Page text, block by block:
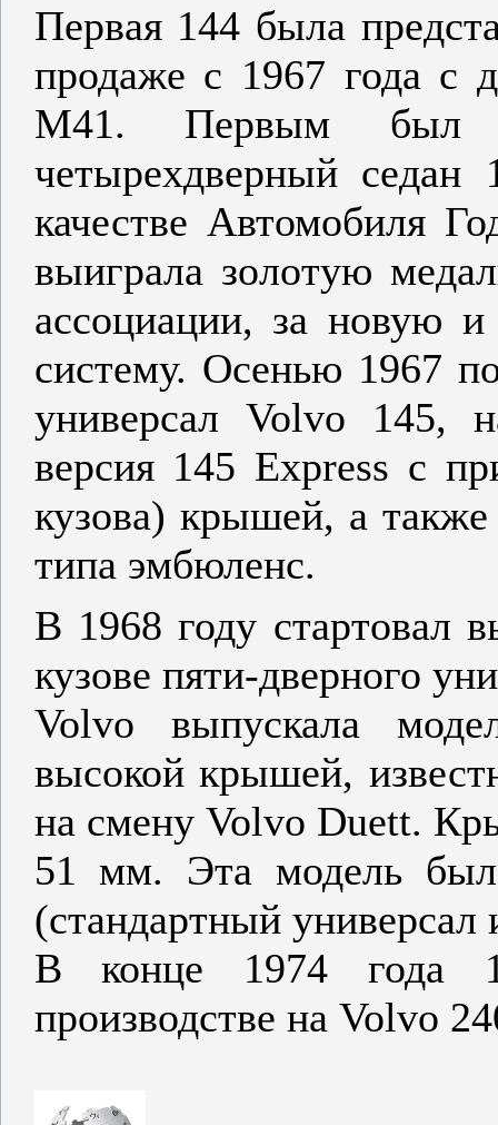
Первая 144 была
продаже с 1967 года с
M41. Первым был
четырехдверный
качестве Автомобиля
выиграла золотую
ассоциации, за новую
систему. Осенью 1967
универсал Volvo 145,
версия 145 Express с
кузова) крышей, а
типа эмбюленс.
В 1968 году стартовал
кузове пяти-дверного
Volvo выпускала
высокой крышей,
на смену Volvo Duett.
51 мм. Эта модель
(стандартный универсал
В конце 1974 года
производстве на Volvo